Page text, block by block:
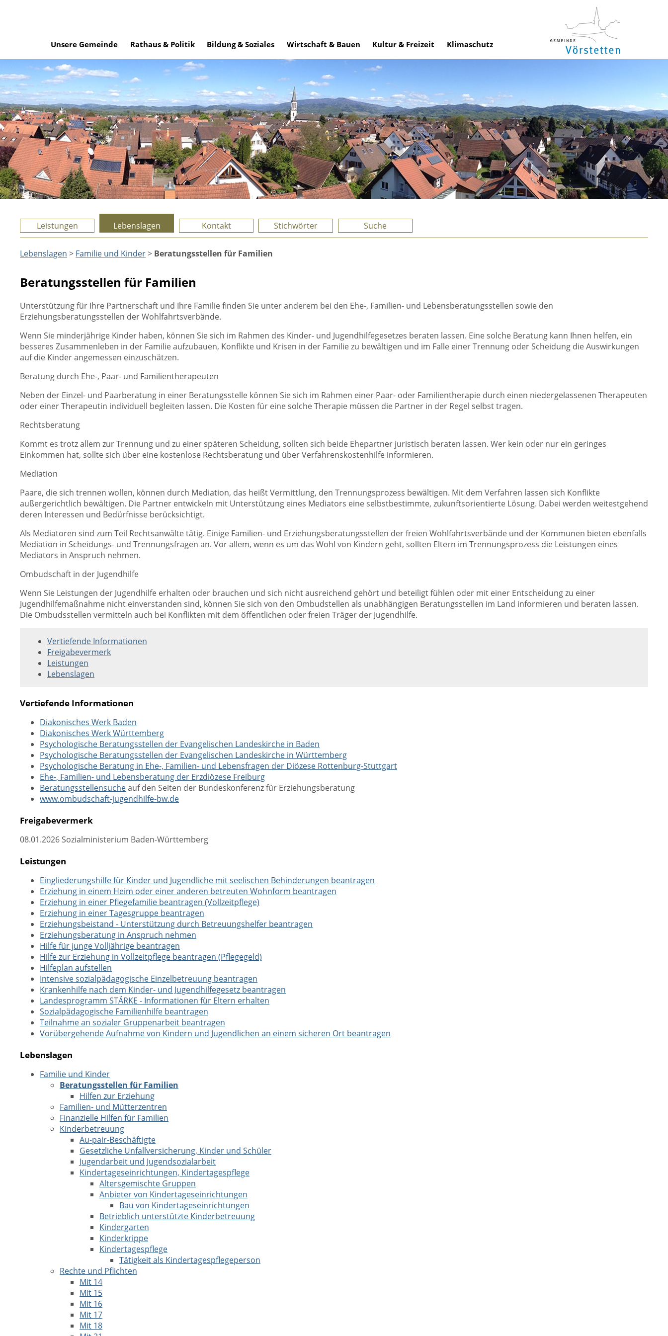
Unsere Gemeinde Rathaus & Politik Bildung & Soziales Wirtschaft & Bauen Kultur & Freizeit Klimaschutz
Leistungen Lebenslagen Kontakt Stichwörter Suche
Lebenslagen > Familie und Kinder> Beratungsstellen für Familien
Beratungsstellen für Familien
Unterstützung für Ihre Partnerschaft und Ihre Familie finden Sie unter anderem bei den Ehe-, Familien- und Lebensberatungsstellen sowie den
Erziehungsberatungsstellen der Wohlfahrtsverbände.
Wenn Sie minderjährige Kinder haben, können Sie sich im Rahmen des Kinder- und Jugendhilfegesetzes beraten lassen. Eine solche Beratung kann Ihnen helfen, ein
besseres Zusammenleben in der Familie aufzubauen, Konflikte und Krisen in der Familie zu bewältigen und im Falle einer Trennung oder Scheidung die Auswirkungen
auf die Kinder angemessen einzuschätzen.
Beratung durch Ehe-, Paar- und Familientherapeuten
Neben der Einzel- und Paarberatung in einer Beratungsstelle können Sie sich im Rahmen einer Paar- oder Familientherapie durch einen niedergelassenen Therapeuten
oder einer Therapeutin individuell begleiten lassen. Die Kosten für eine solche Therapie müssen die Partner in der Regel selbst tragen.
Rechtsberatung
Kommt es trotz allem zur Trennung und zu einer späteren Scheidung, sollten sich beide Ehepartner juristisch beraten lassen. Wer kein oder nur ein geringes
Einkommen hat, sollte sich über eine kostenlose Rechtsberatung und über Verfahrenskostenhilfe informieren.
Mediation
Paare, die sich trennen wollen, können durch Mediation, das heißt Vermittlung, den Trennungsprozess bewältigen. Mit dem Verfahren lassen sich Konflikte
außergerichtlich bewältigen. Die Partner entwickeln mit Unterstützung eines Mediators eine selbstbestimmte, zukunftsorientierte Lösung. Dabei werden weitestgehend
deren Interessen und Bedürfnisse berücksichtigt.
Als Mediatoren sind zum Teil Rechtsanwälte tätig. Einige Familien- und Erziehungsberatungsstellen der freien Wohlfahrtsverbände und der Kommunen bieten ebenfalls
Mediation in Scheidungs- und Trennungsfragen an. Vor allem, wenn es um das Wohl von Kindern geht, sollten Eltern im Trennungsprozess die Leistungen eines
Mediators in Anspruch nehmen.
Ombudschaft in der Jugendhilfe
Wenn Sie Leistungen der Jugendhilfe erhalten oder brauchen und sich nicht ausreichend gehört und beteiligt fühlen oder mit einer Entscheidung zu einer
Jugendhilfemaßnahme nicht einverstanden sind, können Sie sich von den Ombudstellen als unabhängigen Beratungsstellen im Land informieren und beraten lassen.
Die Ombudsstellen vermitteln auch bei Konflikten mit dem öffentlichen oder freien Träger der Jugendhilfe.
Vertiefende Informationen
Freigabevermerk
Leistungen
Lebenslagen
Vertiefende Informationen
Diakonisches Werk Baden
Diakonisches Werk Württemberg
Psychologische Beratungsstellen der Evangelischen Landeskirche in Baden
Psychologische Beratungsstellen der Evangelischen Landeskirche in Württemberg
Psychologische Beratung in Ehe-, Familien- und Lebensfragen der Diözese Rottenburg-Stuttgart
Ehe-, Familien- und Lebensberatung der Erzdiözese Freiburg
Beratungsstellensucheauf den Seiten der Bundeskonferenz für Erziehungsberatung
www.ombudschaft-jugendhilfe-bw.de
Freigabevermerk
08.01.2026 Sozialministerium Baden-Württemberg
Leistungen
Eingliederungshilfe für Kinder und Jugendliche mit seelischen Behinderungen beantragen
Erziehung in einem Heim oder einer anderen betreuten Wohnform beantragen
Erziehung in einer Pflegefamilie beantragen (Vollzeitpflege)
Erziehung in einer Tagesgruppe beantragen
Erziehungsbeistand - Unterstützung durch Betreuungshelfer beantragen
Erziehungsberatung in Anspruch nehmen
Hilfe für junge Volljährige beantragen
Hilfe zur Erziehung in Vollzeitpflege beantragen (Pflegegeld)
Hilfeplan aufstellen
Intensive sozialpädagogische Einzelbetreuung beantragen
Krankenhilfe nach dem Kinder- und Jugendhilfegesetz beantragen
Landesprogramm STÄRKE - Informationen für Eltern erhalten
Sozialpädagogische Familienhilfe beantragen
Teilnahme an sozialer Gruppenarbeit beantragen
Vorübergehende Aufnahme von Kindern und Jugendlichen an einem sicheren Ort beantragen
Lebenslagen
Familie und Kinder
Beratungsstellen für Familien
Hilfen zur Erziehung
Familien- und Mütterzentren
Finanzielle Hilfen für Familien
Kinderbetreuung
Au-pair-Beschäftigte
Gesetzliche Unfallversicherung, Kinder und Schüler
Jugendarbeit und Jugendsozialarbeit
Kindertageseinrichtungen, Kindertagespflege
Altersgemischte Gruppen
Anbieter von Kindertageseinrichtungen
Bau von Kindertageseinrichtungen
Betrieblich unterstützte Kinderbetreuung
Kindergarten
Kinderkrippe
Kindertagespflege
Tätigkeit als Kindertagespflegeperson
Rechte und Pflichten
Mit 14
Mit 15
Mit 16
Mit 17
Mit 18